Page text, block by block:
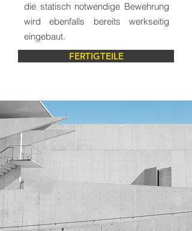
die statisch notwendige Bewehrung
wird ebenfalls bereits werkseitig
eingebaut.
FERTIGTEILE